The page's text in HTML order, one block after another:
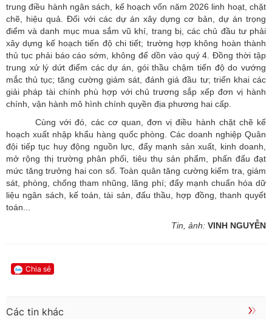
trung điều hành ngân sách, kế hoạch vốn năm 2026 linh hoạt, chặt
chẽ, hiệu quả. Đối với các dự án xây dựng cơ bản, dự án trọng
điểm và danh mục mua sắm vũ khí, trang bị, các chủ đầu tư phải
xây dựng kế hoạch tiến độ chi tiết; trường hợp không hoàn thành
thủ tục phải báo cáo sớm, không để dồn vào quý 4. Đồng thời tập
trung xử lý dứt điểm các dự án, gói thầu chậm tiến độ do vướng
mắc thủ tục; tăng cường giám sát, đánh giá đầu tư; triển khai các
giải pháp tài chính phù hợp với chủ trương sắp xếp đơn vị hành
chính, vận hành mô hình chính quyền địa phương hai cấp.
Cùng với đó, các cơ quan, đơn vị điều hành chặt chẽ kế
hoạch xuất nhập khẩu hàng quốc phòng. Các doanh nghiệp Quân
đội tiếp tục huy động nguồn lực, đẩy mạnh sản xuất, kinh doanh,
mở rộng thị trường phân phối, tiêu thụ sản phẩm, phấn đấu đạt
mức tăng trưởng hai con số. Toàn quân tăng cường kiểm tra, giám
sát, phòng, chống tham nhũng, lãng phí; đẩy mạnh chuẩn hóa dữ
liệu ngân sách, kế toán, tài sản, đấu thầu, hợp đồng, thanh quyết
toán...
Tin, ảnh: VINH NGUYỄN
Chia sẻ
Các tin khác